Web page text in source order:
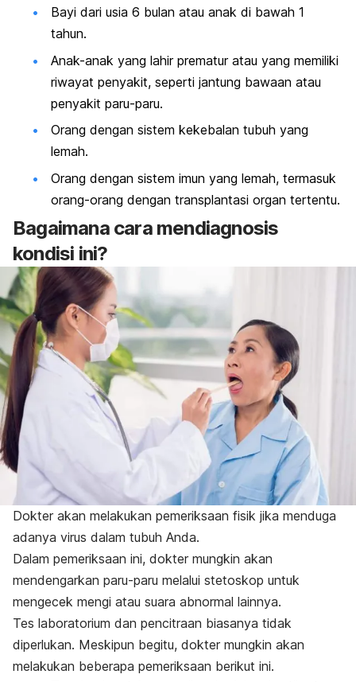
Bayi dari usia 6 bulan atau anak di bawah 1
tahun.
Anak-anak yang lahir prematur atau yang memiliki
riwayat penyakit, seperti jantung bawaan atau
penyakit paru-paru.
Orang dengan sistem kekebalan tubuh yang
lemah.
Orang dengan sistem imun yang lemah, termasuk
orang-orang dengan transplantasi organ tertentu.
Bagaimana cara mendiagnosis
kondisi ini?
Dokter akan melakukan pemeriksaan fisik jika menduga
adanya virus dalam tubuh Anda.
Dalam pemeriksaan ini, dokter mungkin akan
mendengarkan paru-paru melalui stetoskop untuk
mengecek mengi atau suara abnormal lainnya.
Tes laboratorium dan pencitraan biasanya tidak
diperlukan. Meskipun begitu, dokter mungkin akan
melakukan beberapa pemeriksaan berikut ini.